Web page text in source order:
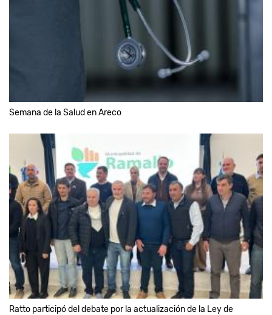
Semana de la Salud en Areco
Ratto participó del debate por la actualización de la Ley de